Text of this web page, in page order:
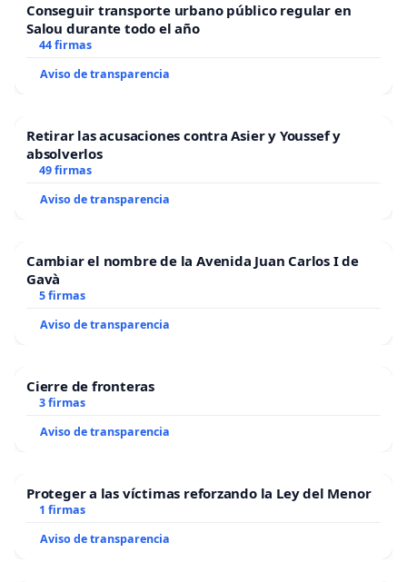
Conseguir transporte urbano público regular en
Salou durante todo el año
44 firmas
Aviso de transparencia
Retirar las acusaciones contra Asier y Youssef y
absolverlos
49 firmas
Aviso de transparencia
Cambiar el nombre de la Avenida Juan Carlos I de
Gavà
5 firmas
Aviso de transparencia
Cierre de fronteras
3 firmas
Aviso de transparencia
Proteger a las víctimas reforzando la Ley del Menor
1 firmas
Aviso de transparencia